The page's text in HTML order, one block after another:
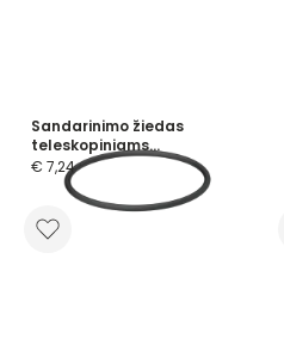
Sandarinimo žiedas
teleskopiniams
vamzdžiams d350mm, NBR
€ 7,24